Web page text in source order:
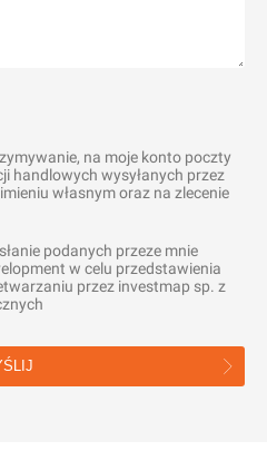
na moje konto poczty
handlowych wysyłanych przez
własnym oraz na zlecenie
podanych przeze mnie
w celu przedstawienia
przez investmap sp. z